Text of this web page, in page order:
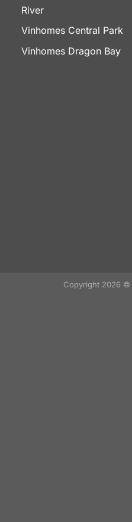
River
Vinhomes Central Park
Vinhomes Dragon Bay
Copyright 2026 ©